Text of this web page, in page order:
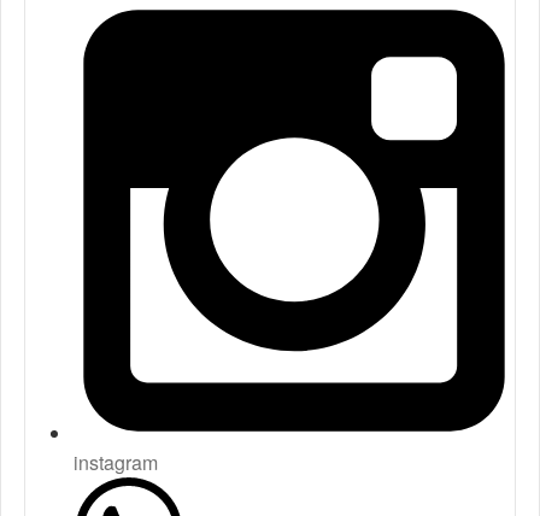
instagram